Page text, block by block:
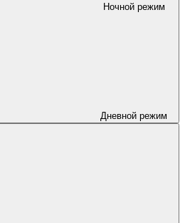
Ночной режим
Дневной режим